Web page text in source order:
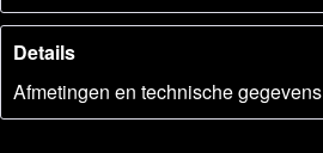
Details
Afmetingen en technische gegevens